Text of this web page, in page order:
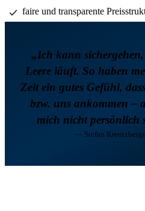
faire und transparente
„Ich kann
Leere läuft. So haben
Zeit ein gutes Gefühl,
bzw. uns ankommen –
mich nicht persönlich
— Stefan